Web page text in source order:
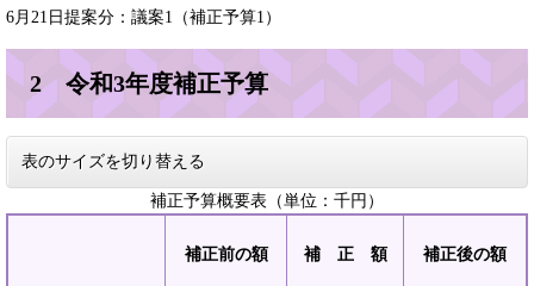
6月21日提案分：議案1（補正予算1）
2 令和3年度補正予算
表のサイズを切り替える
補正予算概要表（単位：千円）
補正前の額 補 正 額 補正後の額